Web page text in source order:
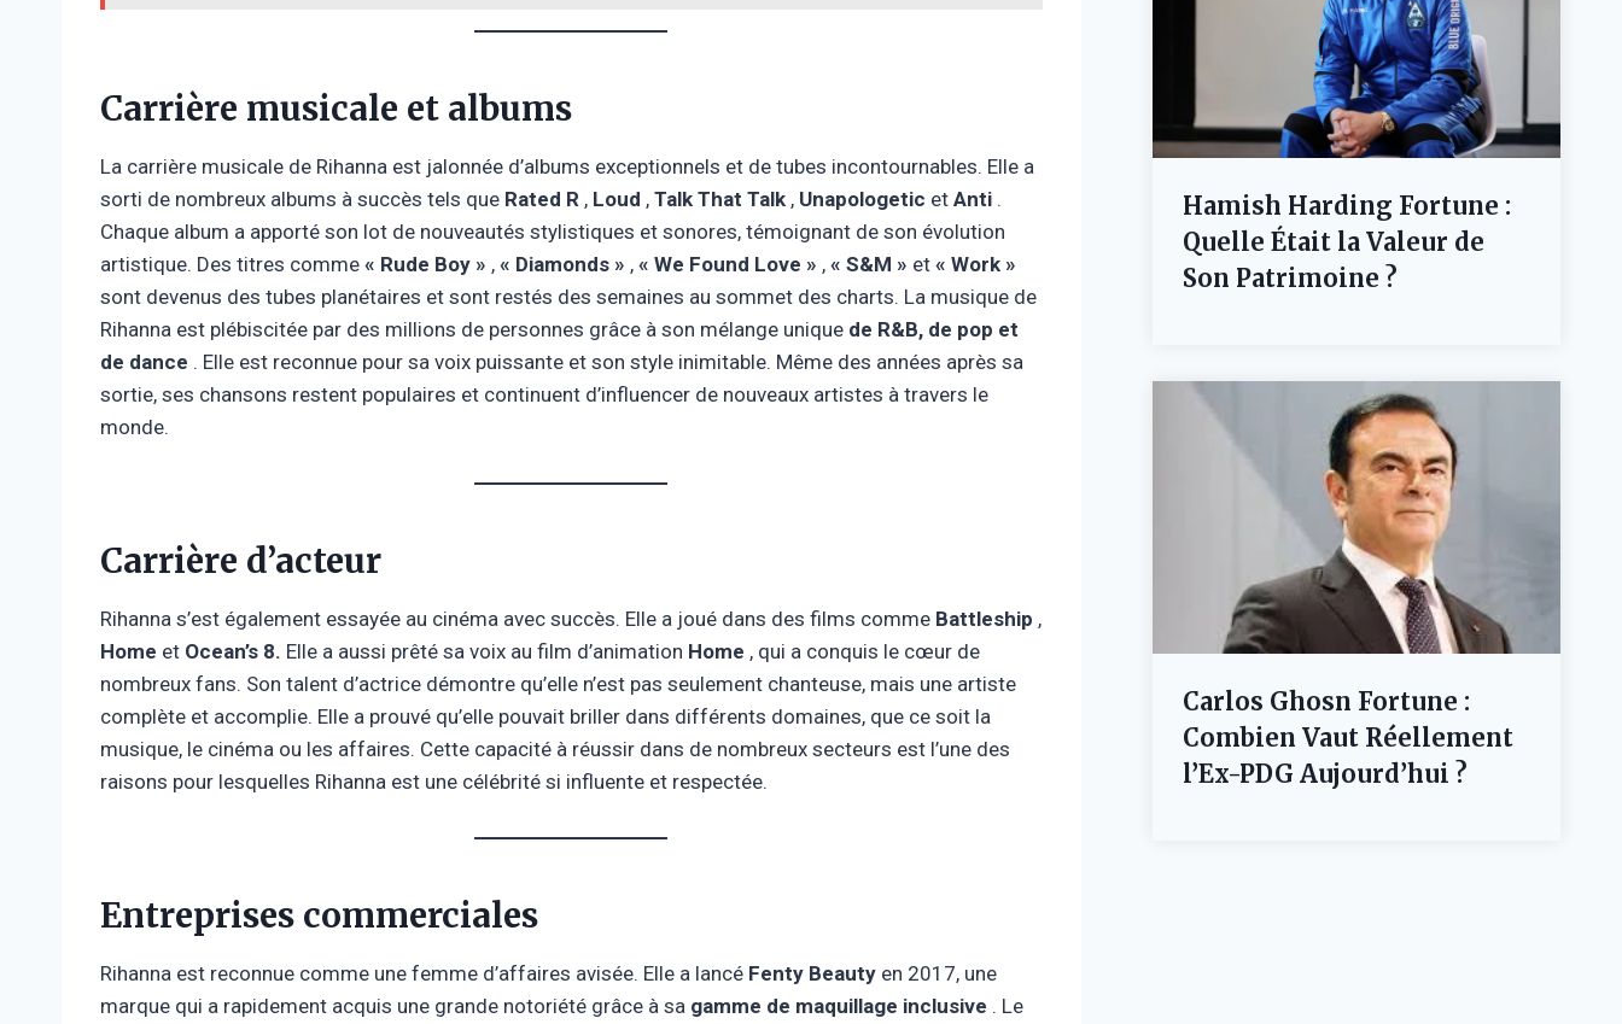
Carrière musicale et albums
La carrière musicale de Rihanna est jalonnée d’albums exceptionnels et de tubes incontournables. Elle a
sorti de nombreux albums à succès tels que Rated R , Loud , Talk That Talk , Unapologetic et Anti .
Chaque album a apporté son lot de nouveautés stylistiques et sonores, témoignant de son évolution
artistique. Des titres comme « Rude Boy » , « Diamonds » , « We Found Love » , « S&M » et « Work »
sont devenus des tubes planétaires et sont restés des semaines au sommet des charts. La musique de
Rihanna est plébiscitée par des millions de personnes grâce à son mélange unique de R&B, de pop et
de dance . Elle est reconnue pour sa voix puissante et son style inimitable. Même des années après sa
sortie, ses chansons restent populaires et continuent d’influencer de nouveaux artistes à travers le
monde.
Carrière d’acteur
Rihanna s’est également essayée au cinéma avec succès. Elle a joué dans des films comme Battleship ,
Home et Ocean’s 8. Elle a aussi prêté sa voix au film d’animation Home , qui a conquis le cœur de
nombreux fans. Son talent d’actrice démontre qu’elle n’est pas seulement chanteuse, mais une artiste
complète et accomplie. Elle a prouvé qu’elle pouvait briller dans différents domaines, que ce soit la
musique, le cinéma ou les affaires. Cette capacité à réussir dans de nombreux secteurs est l’une des
raisons pour lesquelles Rihanna est une célébrité si influente et respectée.
Entreprises commerciales
Rihanna est reconnue comme une femme d’affaires avisée. Elle a lancé Fenty Beauty en 2017, une
marque qui a rapidement acquis une grande notoriété grâce à sa gamme de maquillage inclusive . Le
Hamish Harding Fortune :
Quelle Était la Valeur de
Son Patrimoine ?
Carlos Ghosn Fortune :
Combien Vaut Réellement
l’Ex-PDG Aujourd’hui ?